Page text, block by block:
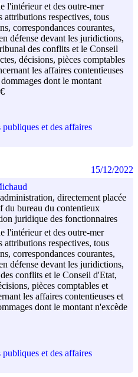
l'intérieur et des outre-mer
attributions respectives, tous
correspondances courantes,
défense devant les juridictions,
des conflits et le Conseil
décisions, pièces comptables
les affaires contentieuses
dont le montant
et des affaires
directement placée
du bureau du contentieux
juridique des fonctionnaires
l'intérieur et des outre-mer
attributions respectives, tous
correspondances courantes,
défense devant les juridictions,
conflits et le Conseil d'Etat,
pièces comptables et
les affaires contentieuses et
dont le montant n'excède
et des affaires
15/12/2022